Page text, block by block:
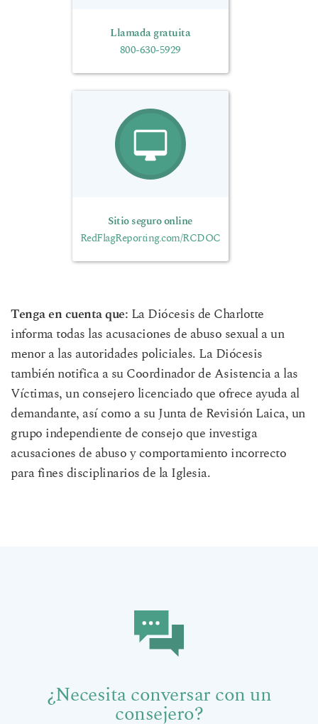
Llamada gratuita
800-630-5929
Sitio seguro online
RedFlagReporting.com/RCDOC
Tenga en cuenta que: La Diócesis de Charlotte
informa todas las acusaciones de abuso sexual a un
menor a las autoridades policiales. La Diócesis
también notifica a su Coordinador de Asistencia a las
Víctimas, un consejero licenciado que ofrece ayuda al
demandante, así como a su Junta de Revisión Laica, un
grupo independiente de consejo que investiga
acusaciones de abuso y comportamiento incorrecto
para fines disciplinarios de la Iglesia.
¿Necesita conversar con un
consejero?